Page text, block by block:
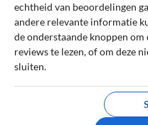
Reageer
Mo 18 januari 2022,
echtheid van beoordelingen
andere relevante informatie
de onderstaande knoppen
reviews te lezen, of om deze
sluiten.